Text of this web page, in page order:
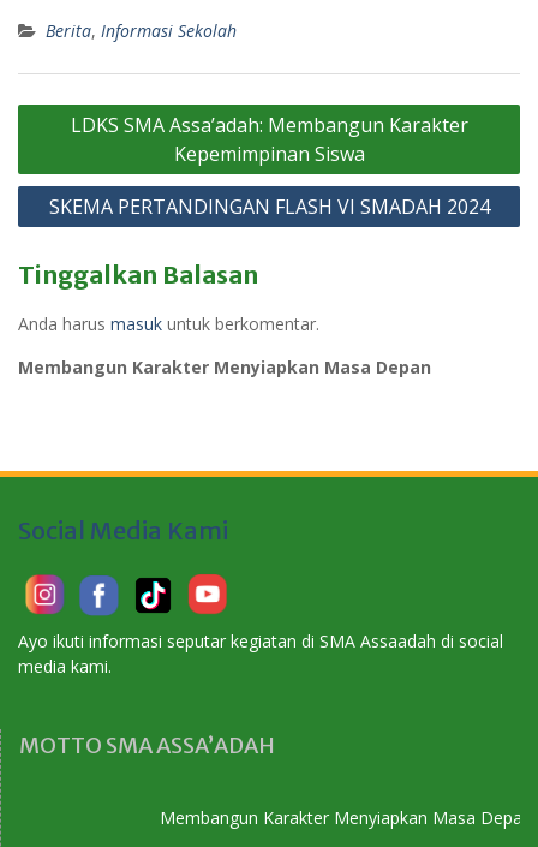
Berita, Informasi Sekolah
Navigasi
LDKS SMA Assa’adah: Membangun Karakter
Kepemimpinan Siswa
SKEMA PERTANDINGAN FLASH VI SMADAH 2024
Tinggalkan Balasan
Anda harus masuk untuk berkomentar.
Membangun Karakter Menyiapkan Masa Depan
Social Media Kami
Ayo ikuti informasi seputar kegiatan di SMA Assaadah di social
media kami.
MOTTO SMA ASSA’ADAH
Membangun Karakter Menyiapkan Masa Depan